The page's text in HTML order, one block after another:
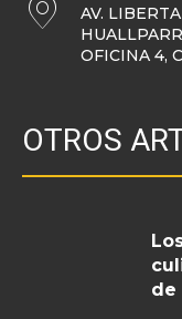
AV.
OFICINA 4,
OTROS
de